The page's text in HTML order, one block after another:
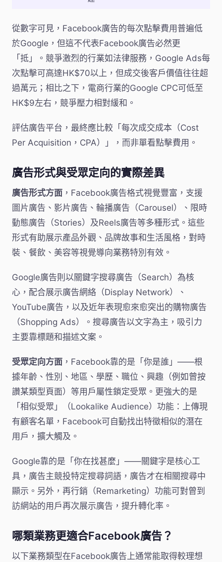
從數字可見，Facebook廣告的每次點擊費用普遍低
於Google，但這不代表Facebook廣告必然更
「抵」。競爭激烈的行業如法律服務，Google Ads每
次點擊可高達HK$70以上，但成交後客戶價值往往超
過萬元；相比之下，電商行業的Google CPC可低至
HK$9左右，競爭壓力相對緩和。
評估廣告平台，最終應比較「每次成交成本（Cost
Per Acquisition，CPA）」，而非單看點擊費用。
廣告形式與受眾定向的實際差異
廣告形式方面 ，Facebook廣告格式視覺豐富，支援
圖片廣告、影片廣告、輪播廣告（Carousel）、限時
動態廣告（Stories）及Reels廣告等多種形式。這些
形式有助展示產品外觀、品牌故事和生活風格，對時
裝、餐飲、美容等視覺導向業務特別有效。
Google廣告則以關鍵字搜尋廣告（Search）為核
心，配合展示廣告網絡（Display Network）、
YouTube廣告，以及近年表現愈來愈突出的購物廣告
（Shopping Ads）。搜尋廣告以文字為主，吸引力
主要靠標題和描述文案。
受眾定向方面 ，Facebook靠的是「你是誰」——根
據年齡、性別、地區、學歷、職位、興趣（例如曾按
讚某類型頁面）等用戶屬性鎖定受眾。更強大的是
「相似受眾」（Lookalike Audience）功能：上傳現
有顧客名單，Facebook可自動找出特徵相似的潛在
用戶，擴大觸及。
Google靠的是「你在找甚麼」——關鍵字是核心工
具，廣告主競投特定搜尋詞語，廣告才在相關搜尋中
顯示。另外，再行銷（Remarketing）功能可對曾到
訪網站的用戶再次展示廣告，提升轉化率。
哪類業務更適合Facebook廣告？
以下業務類型在Facebook廣告上通常能取得較理想